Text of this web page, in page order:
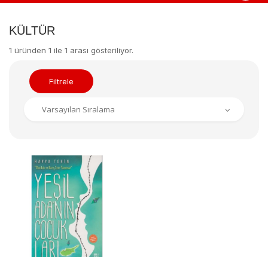
KÜLTÜR
1 üründen 1 ile 1 arası gösteriliyor.
Filtrele